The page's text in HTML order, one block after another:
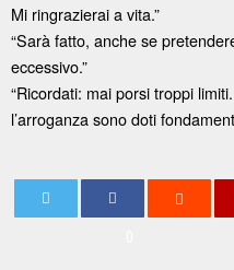
Mi ringrazierai a vita.”
“Sarà fatto, anche se
eccessivo.”
“Ricordati: mai porsi troppi
l’arroganza sono doti